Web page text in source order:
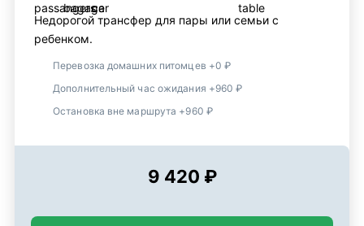
Недорогой трансфер для пары или семьи с
ребенком.
Перевозка домашних питомцев +0 ₽
Дополнительный час ожидания +960 ₽
Остановка вне маршрута +960 ₽
9 420 ₽